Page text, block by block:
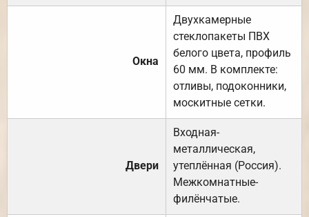
Окна
Двухкамерные
стеклопакеты ПВХ
белого цвета, профиль
60 мм. В комплекте:
отливы, подоконники,
москитные сетки.
Двери
Входная-
металлическая,
утеплённая (Россия).
Межкомнатные-
филёнчатые.